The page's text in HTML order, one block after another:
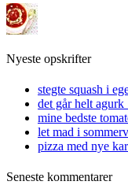
Nyeste opskrifter
stegte squash i
det går helt
mine bedste
let mad i
pizza med nye
Seneste kommentarer